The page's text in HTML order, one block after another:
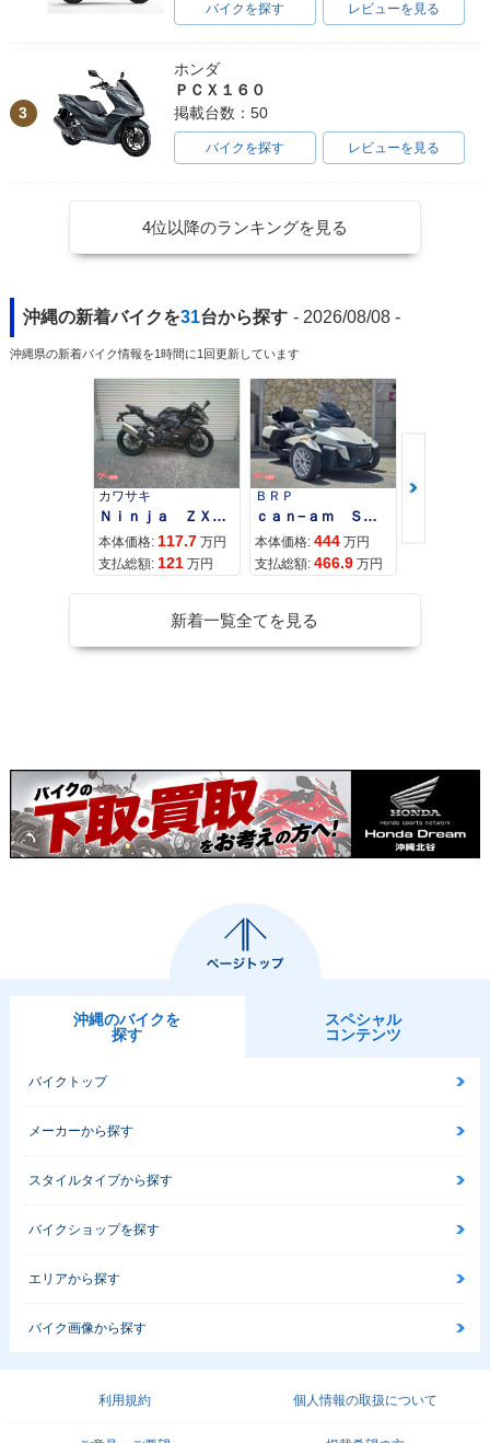
バイクを探す レビューを見る
3
ホンダ
ＰＣＸ１６０
掲載台数：50
バイクを探す レビューを見る
4位以降のランキングを見る
沖縄の新着バイクを31台から探す - 2026/08/08 -
沖縄県の新着バイク情報を1時間に1回更新しています
カワサキ
Ｎｉｎｊａ ＺＸ−４Ｒ ＳＥ
本体価格: 117.7 万円
支払総額: 121 万円
ＢＲＰ
ｃａｎ−ａｍ ＳＰＹＤＥＲ ＲＴ ＬＩＭＩＴＥＤ
本体価格: 444 万円
支払総額: 466.9 万円
スズキ
本体価格:
新着一覧全てを見る
沖縄のバイクを
探す
スペシャル
コンテンツ
バイクトップ
メーカーから探す
スタイルタイプから探す
バイクショップを探す
エリアから探す
バイク画像から探す
利用規約 個人情報の取扱について